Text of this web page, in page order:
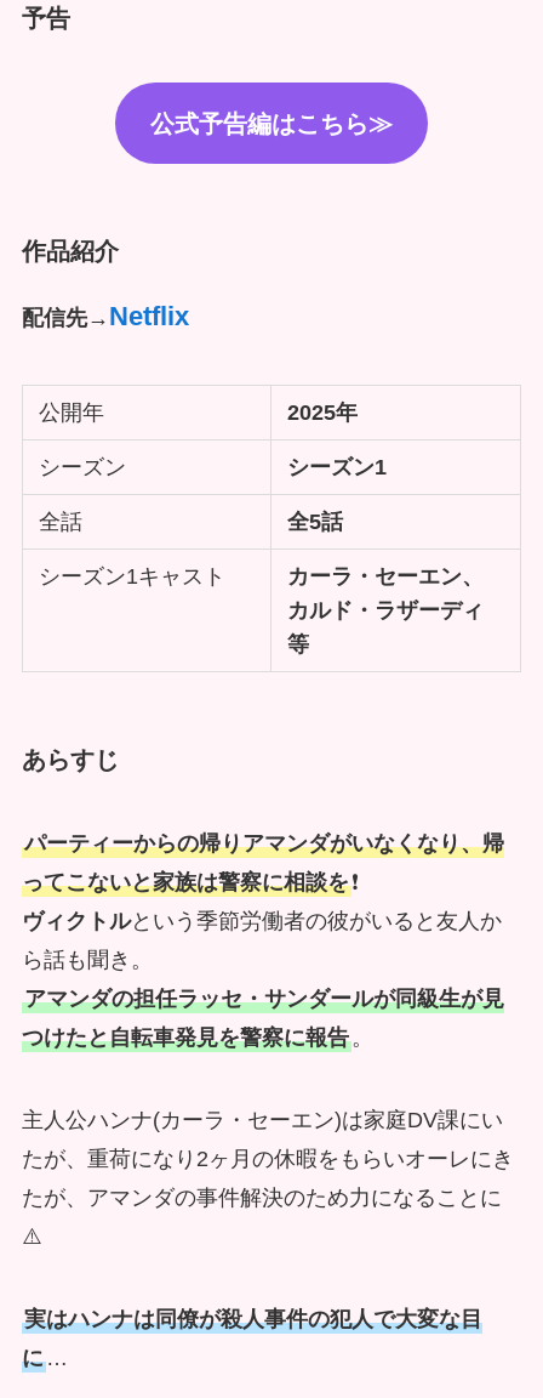
予告
公式予告編はこちら≫
作品紹介
配信先→ Netflix
公開年 2025年
シーズン シーズン1
全話 全5話
シーズン1キャスト
カーラ・セーエン、
カルド・ラザーディ
等
あらすじ
パーティーからの帰りアマンダがいなくなり、帰
ってこないと家族は警察に相談を❗
ヴィクトルという季節労働者の彼がいると友人か
ら話も聞き。
アマンダの担任ラッセ・サンダールが同級生が見
つけたと自転車発見を警察に報告。
主人公ハンナ(カーラ・セーエン)は家庭DV課にい
たが、重荷になり2ヶ月の休暇をもらいオーレにき
たが、アマンダの事件解決のため力になることに
⚠️
実はハンナは同僚が殺人事件の犯人で大変な目
に…